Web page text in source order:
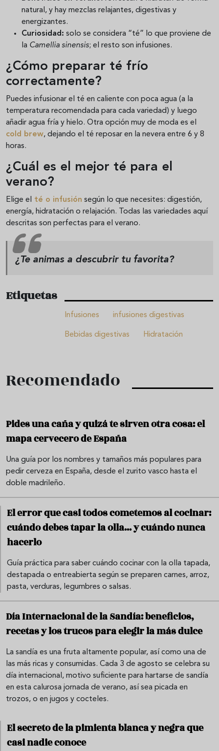
natural, y hay mezclas relajantes, digestivas y
energizantes.
Curiosidad: solo se considera “té” lo que proviene de
la Camellia sinensis; el resto son infusiones.
¿Cómo preparar té frío
correctamente?
Puedes infusionar el té en caliente con poca agua (a la
temperatura recomendada para cada variedad) y luego
añadir agua fría y hielo. Otra opción muy de moda es el
cold brew, dejando el té reposar en la nevera entre 6 y 8
horas.
¿Cuál es el mejor té para el
verano?
Elige el té o infusión según lo que necesites: digestión,
energía, hidratación o relajación. Todas las variedades aquí
descritas son perfectas para el verano.
¿Te animas a descubrir tu favorita?
Etiquetas
Infusiones infusiones digestivas
Bebidas digestivas Hidratación
Recomendado
Pides una caña y quizá te sirven otra cosa: el
mapa cervecero de España
Una guía por los nombres y tamaños más populares para
pedir cerveza en España, desde el zurito vasco hasta el
doble madrileño.
El error que casi todos cometemos al cocinar:
cuándo debes tapar la olla... y cuándo nunca
hacerlo
Guía práctica para saber cuándo cocinar con la olla tapada,
destapada o entreabierta según se preparen carnes, arroz,
pasta, verduras, legumbres o salsas.
Día Internacional de la Sandía: beneficios,
recetas y los trucos para elegir la más dulce
La sandía es una fruta altamente popular, así como una de
las más ricas y consumidas. Cada 3 de agosto se celebra su
día internacional, motivo suficiente para hartarse de sandía
en esta calurosa jornada de verano, así sea picada en
trozos, o en jugos y cocteles.
El secreto de la pimienta blanca y negra que
casi nadie conoce